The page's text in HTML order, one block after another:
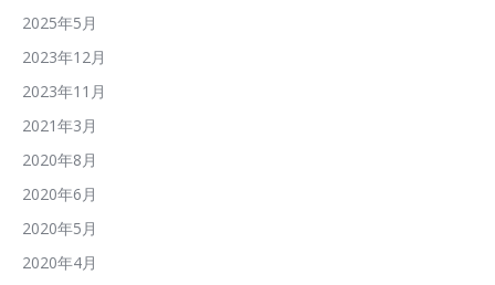
2025年5月
2023年12月
2023年11月
2021年3月
2020年8月
2020年6月
2020年5月
2020年4月